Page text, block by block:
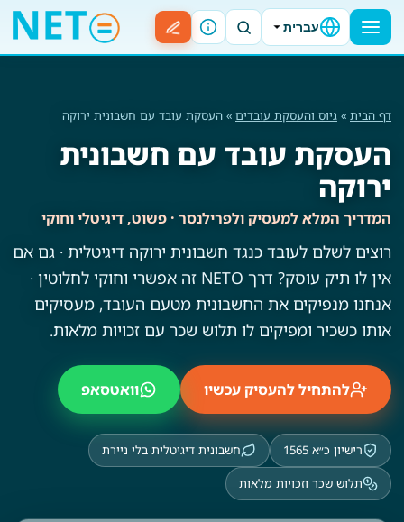
עברית
דף הבית » גיוס והעסקת עובדים » העסקת עובד עם חשבונית ירוקה
העסקת עובד עם חשבונית
ירוקה
המדריך המלא למעסיק ולפרילנסר · פשוט, דיגיטלי וחוקי
רוצים לשלם לעובד כנגד חשבונית ירוקה דיגיטלית · גם אם
אין לו תיק עוסק? דרך NETO זה אפשרי וחוקי לחלוטין ·
אנחנו מנפיקים את החשבונית מטעם העובד, מעסיקים
אותו כשכיר ומפיקים לו תלוש שכר עם זכויות מלאות.
להתחיל להעסיק עכשיו וואטסאפ
רישיון כ״א 1565 חשבונית דיגיטלית בלי ניירת
תלוש שכר וזכויות מלאות